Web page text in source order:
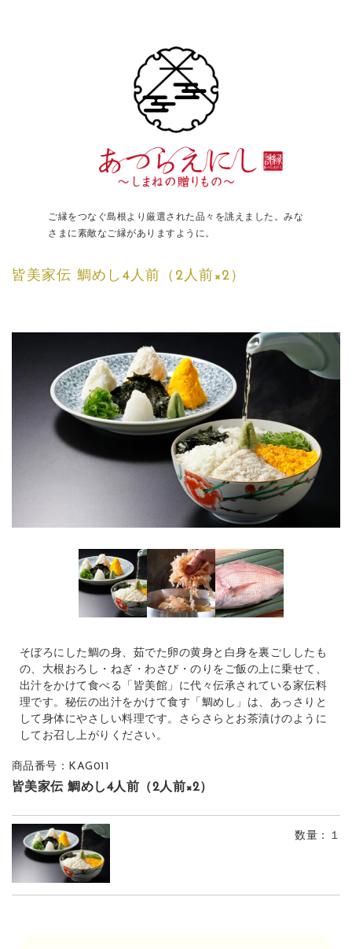
ご縁をつなぐ島根より厳選された品々を誂えました。みな
さまに素敵なご縁がありますように。
皆美家伝 鯛めし4人前（2人前×2）
そぼろにした鯛の身、茹でた卵の黄身と白身を裏ごししたも
の、大根おろし・ねぎ・わさび・のりをご飯の上に乗せて、
出汁をかけて食べる「皆美館」に代々伝承されている家伝料
理です。秘伝の出汁をかけて食す「鯛めし」は、あっさりと
して身体にやさしい料理です。さらさらとお茶漬けのように
してお召し上がりください。
商品番号：KAG011
皆美家伝 鯛めし4人前（2人前×2）
数量 ：１